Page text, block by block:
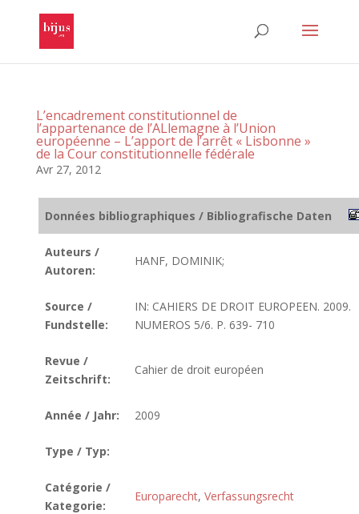
L’encadrement constitutionnel de
l’appartenance de l’ALlemagne à l’Union
européenne – L’apport de l’arrêt « Lisbonne »
de la Cour constitutionnelle fédérale
Avr 27, 2012
Données bibliographiques / Bibliografische Daten
Auteurs /
Autoren:
HANF, DOMINIK;
Source /
Fundstelle:
IN: CAHIERS DE DROIT EUROPEEN. 2009.
NUMEROS 5/6. P. 639- 710
Revue /
Zeitschrift:
Cahier de droit européen
Année / Jahr: 2009
Type / Typ:
Catégorie /
Kategorie:
Europarecht, Verfassungsrecht